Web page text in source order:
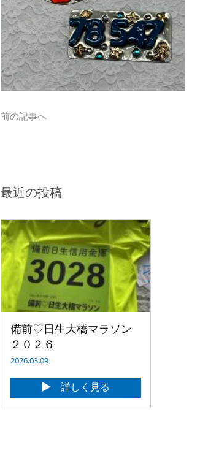
前の記事へ
最近の投稿
備前♡日生大橋マラソン
２０２６
2026.03.09
詳しく見る